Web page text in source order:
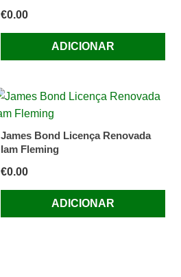
€0.00
ADICIONAR
James Bond Licença Renovada
Iam Fleming
€0.00
ADICIONAR